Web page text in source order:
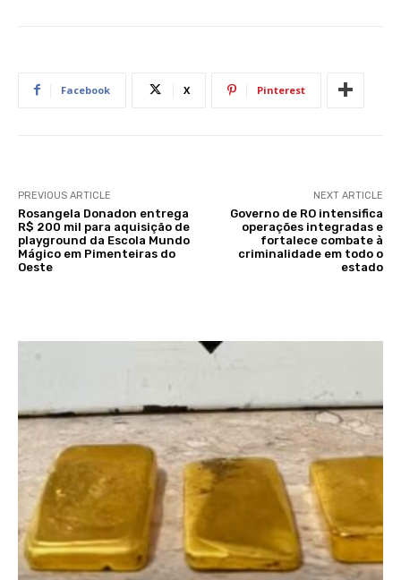
Facebook X Pinterest
PREVIOUS ARTICLE
Rosangela Donadon entrega
R$ 200 mil para aquisição de
playground da Escola Mundo
Mágico em Pimenteiras do
Oeste
NEXT ARTICLE
Governo de RO intensifica
operações integradas e
fortalece combate à
criminalidade em todo o
estado